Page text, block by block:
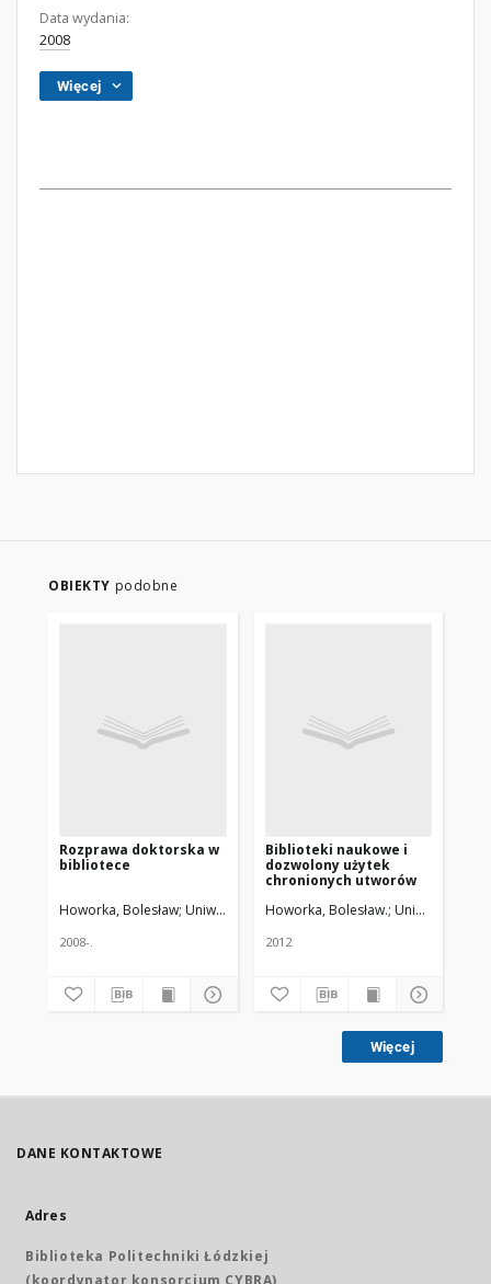
Data wydania:
2008
Więcej
OBIEKTY podobne
Rozprawa doktorska w
bibliotece
Howorka, Bolesław Uniwersytet Medyczny w Łodzi
2008-.
Biblioteki naukowe i
dozwolony użytek
chronionych utworów
Howorka, Bolesław. Uniwersytet
2012
Więcej
DANE KONTAKTOWE
Adres
Biblioteka Politechniki Łódzkiej
(koordynator konsorcjum CYBRA)